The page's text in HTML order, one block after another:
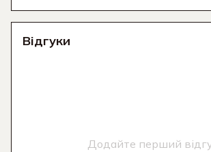
Відгуки
Додайте перший